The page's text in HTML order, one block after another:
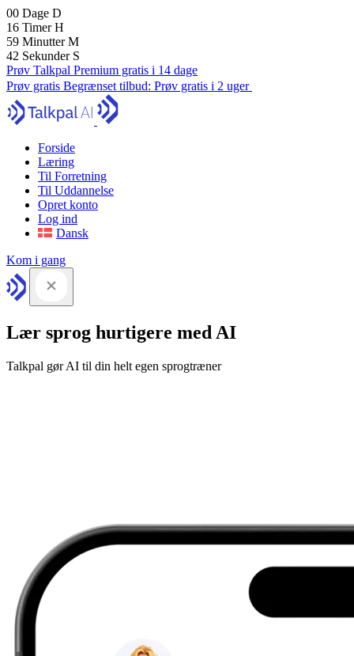
00 Dage D
16 TimerH
59 MinutterM
41 Sekunder S
Prøv Talkpal Premium gratis i 14 dage
Prøv gratis Begrænset tilbud: Prøv gratis i 2 uger
Forside
Læring
Til Forretning
Til Uddannelse
Opret konto
Log ind
Dansk
Kom i gang
Lær sprog hurtigere med AI
Talkpal gør AI til din helt egen sprogtræner